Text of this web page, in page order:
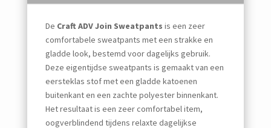
De Craft ADV Join Sweatpants is een zeer
comfortabele sweatpants met een strakke en
gladde look, bestemd voor dagelijks gebruik.
Deze eigentijdse sweatpants is gemaakt van een
eersteklas stof met een gladde katoenen
buitenkant en een zachte polyester binnenkant.
Het resultaat is een zeer comfortabel item,
oogverblindend tijdens relaxte dagelijkse